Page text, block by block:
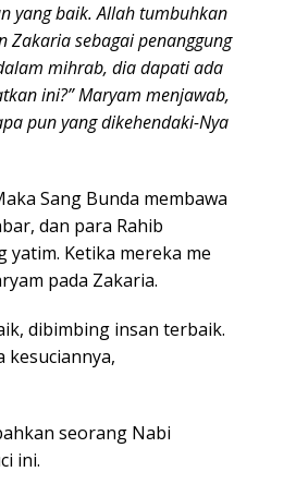
yang baik. Allah tumbuhkan
Zakaria sebagai penanggung
mihrab, dia dapati ada
ini?” Maryam menjawab,
pun yang dikehendaki-Nya
Sang Bunda membawa
dan para Rahib
Ketika mereka me
pada Zakaria.
dibimbing insan terbaik.
kesuciannya,
seorang Nabi
ini.